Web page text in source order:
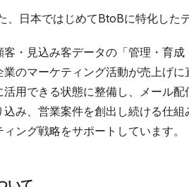
、日本ではじめてBtoBに特化した
・見込み客データの「管理・育
業のマーケティング活動が売上げ
用できる状態に整備し、メール
み、営業案件を創出し続ける仕
ング戦略をサポートしています。